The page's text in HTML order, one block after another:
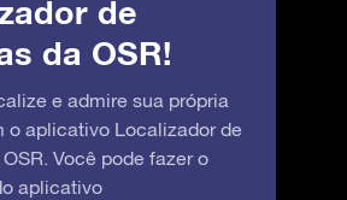
de
da OSR!
e admire sua própria
o aplicativo Localizador de
Você pode fazer o
aplicativo